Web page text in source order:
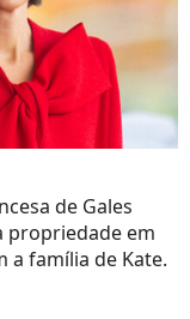
de Gales
propriedade em
a família de Kate.